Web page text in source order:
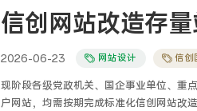
建，是适配北京属地监管、兼顾政企商用
信创网站改造存
2026-06-23 网站设计 信创
现阶段各级党政机关、国企事业单位、重
户网站，均需按期完成标准化信创网站改